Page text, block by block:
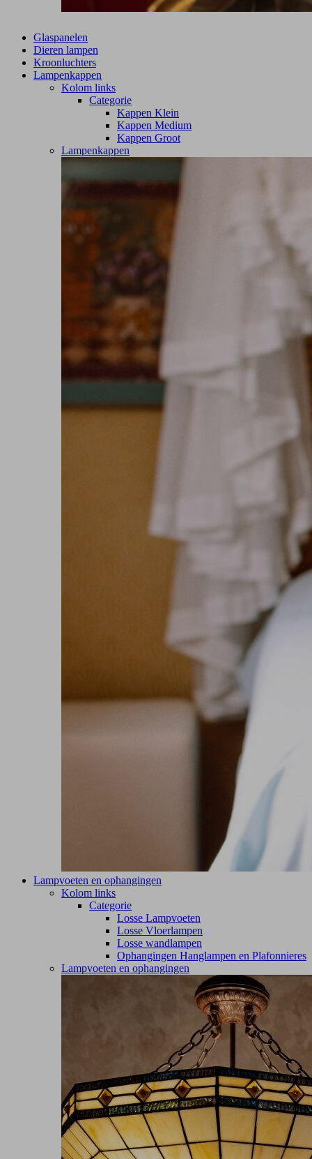
Glaspanelen
Dieren lampen
Kroonluchters
Lampenkappen
Kolom links
Categorie
Kappen Klein
Kappen Medium
Kappen Groot
Lampenkappen
Lampvoeten en ophangingen
Kolom links
Categorie
Losse Lampvoeten
Losse Vloerlampen
Losse wandlampen
Ophangingen Hanglampen en Plafonnieres
Lampvoeten en ophangingen